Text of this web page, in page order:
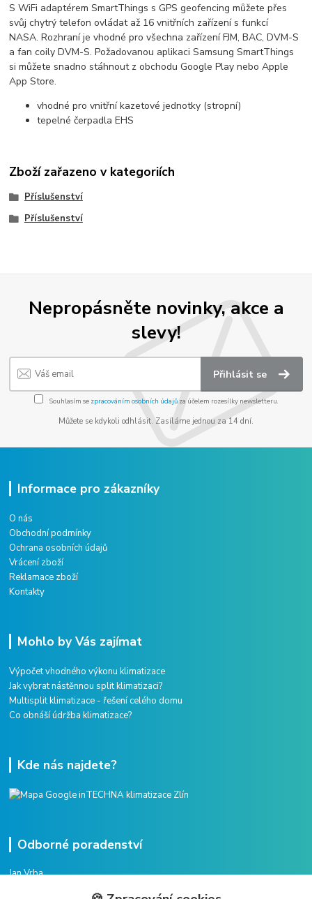
S WiFi adaptérem SmartThings s GPS geofencing můžete přes
svůj chytrý telefon ovládat až 16 vnitřních zařízení s funkcí
NASA. Rozhraní je vhodné pro všechna zařízení FJM, BAC, DVM-S
a fan coily DVM-S. Požadovanou aplikaci Samsung SmartThings
si můžete snadno stáhnout z obchodu Google Play nebo Apple
App Store.
vhodné pro vnitřní kazetové jednotky (stropní)
tepelné čerpadla EHS
Zboží zařazeno v kategoriích
Příslušenství
Příslušenství
Nepropásněte novinky, akce a
slevy!
Přihlásit se
Souhlasím se zpracováním osobních údajůza účelem rozesílky newsletteru.
Můžete se kdykoli odhlásit. Zasíláme jednou za 14 dní.
Informace pro zákazníky
O nás
Obchodní podmínky
Ochrana osobních údajů
Vrácení zboží
Reklamace zboží
Kontakty
Mohlo by Vás zajímat
Výpočet vhodného výkonu klimatizace
Jak vybrat nástěnnou split klimatizaci?
Multisplit klimatizace - řešení celého domu
Co obnáší údržba klimatizace?
Kde nás najdete?
Odborné poradenství
Jan Vrba